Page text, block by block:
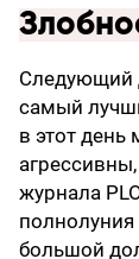
Следующий
самый
в этот день
журнала
полнолуния
большой